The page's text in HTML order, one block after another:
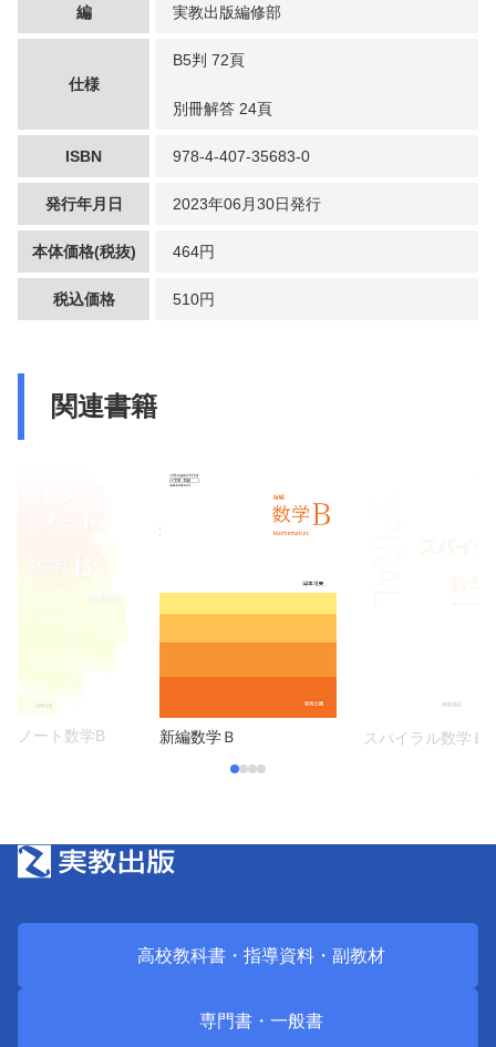
編 実教出版編修部
仕様
B5判 72頁
別冊解答 24頁
ISBN 978-4-407-35683-0
発行年月日 2023年06月30日発行
本体価格(税抜) 464円
税込価格 510円
関連書籍
ノート数学B 新編数学Ｂ スパイラル数学Ｂ
高校教科書・ 指導資料・ 副教材
専門書・ 一般書